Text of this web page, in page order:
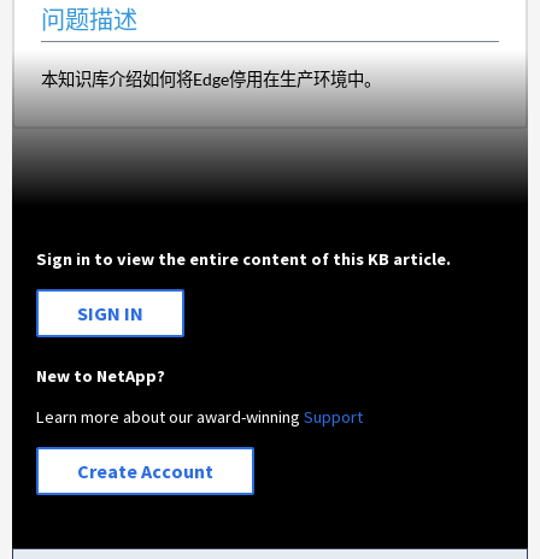
问题描述
本知识库介绍如何将Edge停用在生产环境中。
Sign in to view the entire content of this KB article.
SIGN IN
New to NetApp?
Learn more about our award-winningSupport
Create Account